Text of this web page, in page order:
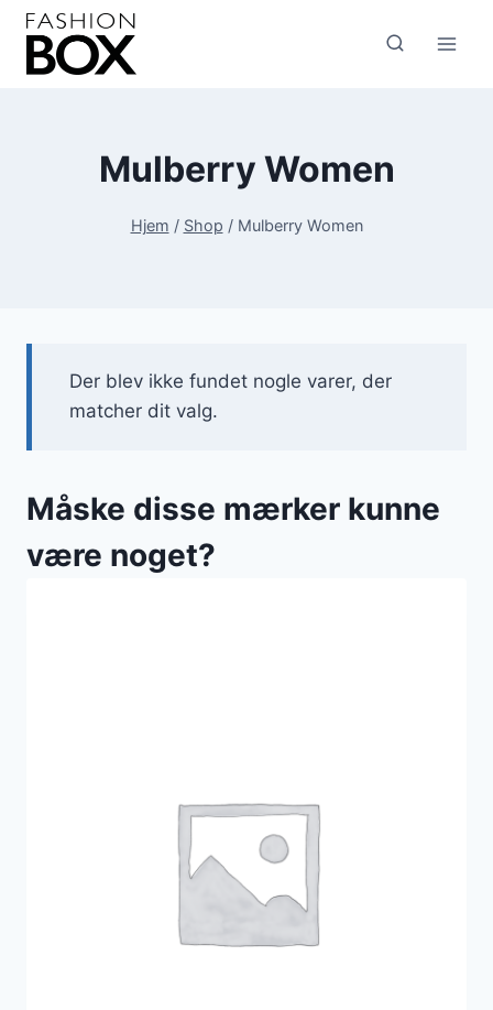
Fortsæt
indhold
Mulberry Women
Hjem / Shop / Mulberry Women
Der blev ikke fundet nogle varer, der
matcher dit valg.
Måske disse mærker kunne
være noget?